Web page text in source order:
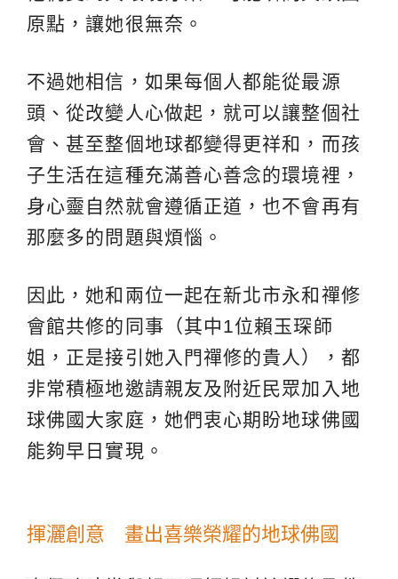
原點，讓她很無奈。
不過她相信，如果每個人都能從最源
頭、從改變人心做起，就可以讓整個社
會、甚至整個地球都變得更祥和，而孩
子生活在這種充滿善心善念的環境裡，
身心靈自然就會遵循正道，也不會再有
那麼多的問題與煩惱。
因此，她和兩位一起在新北市永和禪修
會館共修的同事（其中1位賴玉琛師
姐，正是接引她入門禪修的貴人），都
非常積極地邀請親友及附近民眾加入地
球佛國大家庭，她們衷心期盼地球佛國
能夠早日實現。
揮灑創意 畫出喜樂榮耀的地球佛國